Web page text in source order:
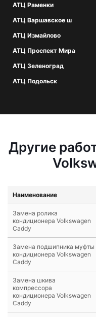
АТЦ Раменки
АТЦ Варшавское ш
АТЦ Измайлово
АТЦ Проспект Мира
АТЦ Зеленоград
АТЦ Подольск
Другие
Наименование
Замена ролика
кондиционера Volkswagen
Caddy
Замена подшипника муфты
кондиционера Volkswagen
Caddy
Замена шкива
компрессора
кондиционера Volkswagen
Caddy